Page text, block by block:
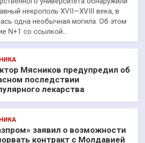
некрополь XVII—XVIII века, в
одна необычная могила. Об этом
N+1 со ссылкой…
Мясников предупредил об
последствии
лекарства
заявил о возможности
контракт с Молдавией